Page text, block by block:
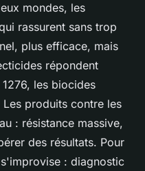
mondes, les
rassurent sans trop
plus efficace, mais
répondent
les biocides
produits contre les
: résistance massive,
des résultats. Pour
: diagnostic